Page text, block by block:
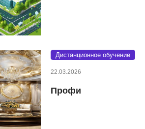
Дистанционное обучение
22.03.2026
Профи